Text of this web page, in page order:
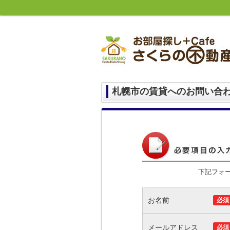
札幌市の賃貸へのお問い合
下記フォ
お名前 必須
メールアドレス 必須